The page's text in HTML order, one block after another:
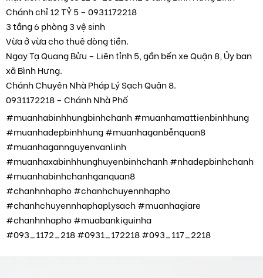
Chánh chỉ 12 TỶ 5 – 0931172218
3 tầng 6 phòng 3 vệ sinh
Vừa ở vừa cho thuê dòng tiền.
Ngay Tạ Quang Bửu – Liên tỉnh 5, gần bến xe Quận 8, Ủy ban
xã Bình Hưng.
Chánh Chuyên Nhà Pháp Lý Sạch Quận 8.
0931172218 – Chánh Nhà Phố
#muanhabinhhungbinhchanh #muanhamattienbinhhung
#muanhadepbinhhung #muanhaganbễnquan8
#muanhagannguyenvanlinh
#muanhaxabinhhunghuyenbinhchanh #nhadepbinhchanh
#muanhabinhchanhganquan8
#chanhnhapho #chanhchuyennhapho
#chanhchuyennhaphaplysach #muanhagiare
#chanhnhapho #muabankiguinha
#093_1172_218 #0931_172218 #093_117_2218